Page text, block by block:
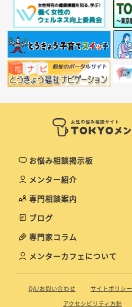
お悩み相談掲示板
メンター紹介
専門相談案内
ブログ
専門家コラム
メンターカフェについて
QA/お問い合わせ サイトポリシー
アクセシビリティ方針